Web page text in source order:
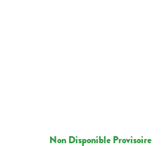
Non Disponible Provisoire